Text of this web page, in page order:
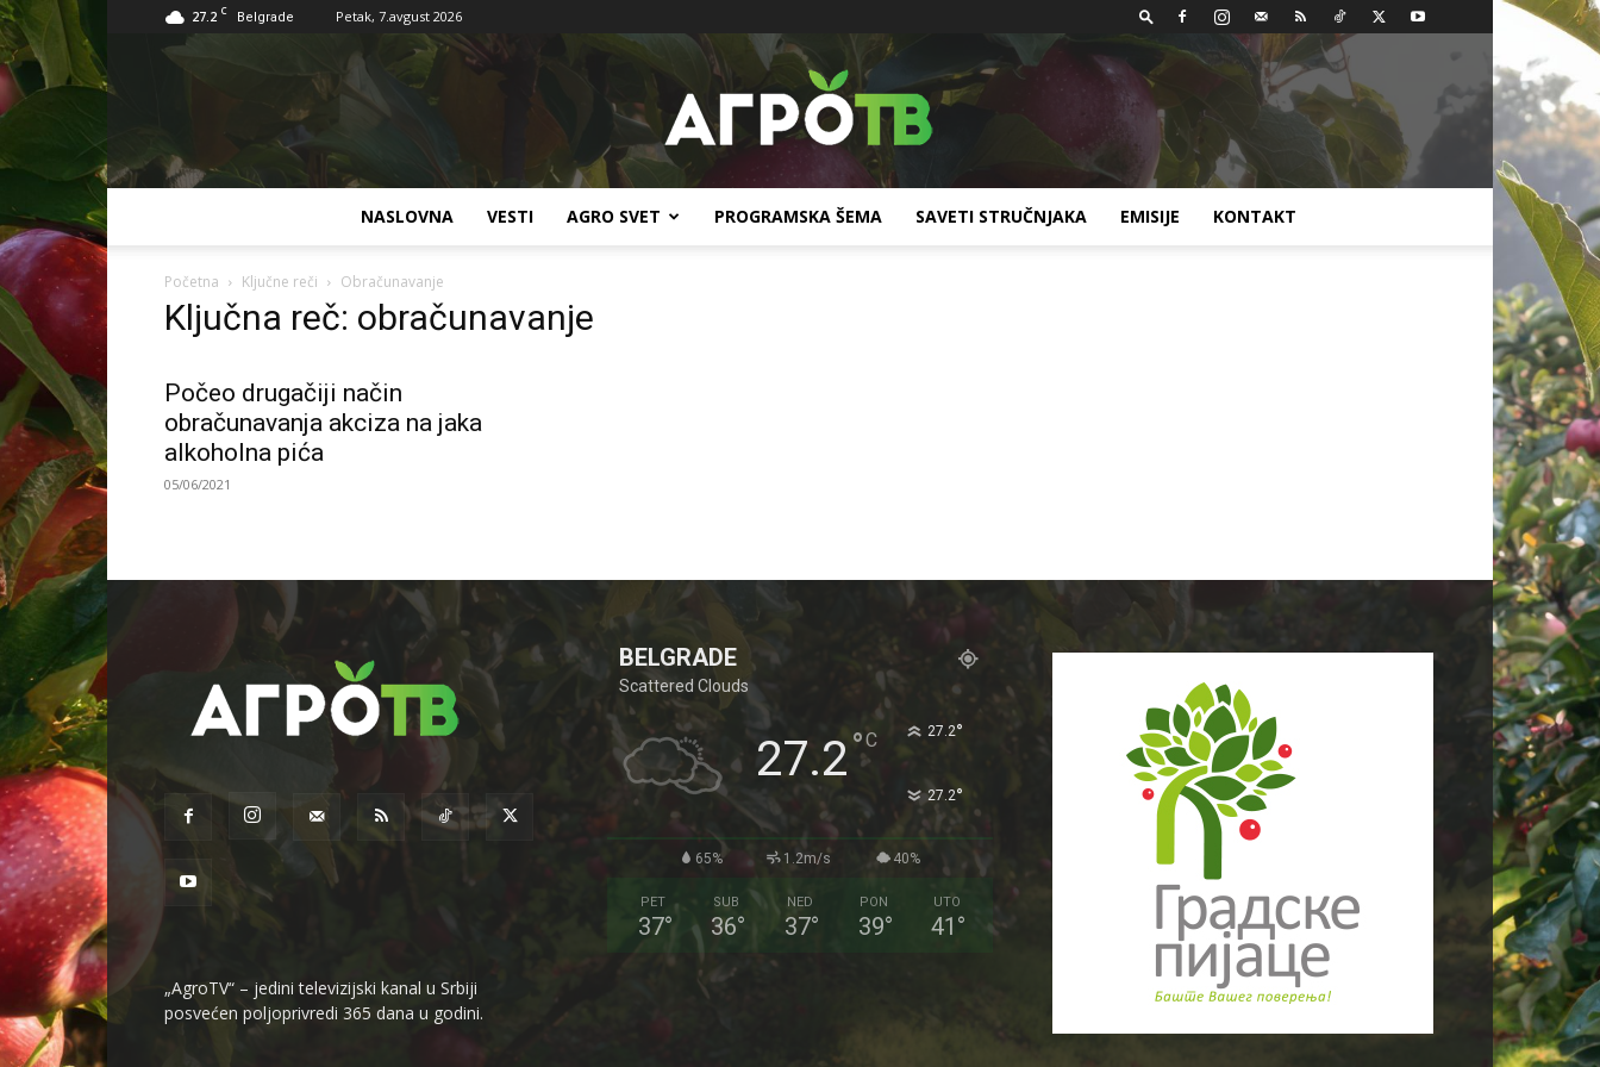
27.2 C Belgrade Petak, 7.avgust 2026
NASLOVNA VESTI AGRO SVET PROGRAMSKA ŠEMA SAVETI STRUČNJAKA EMISIJE KONTAKT
Početna Ključne reči Obračunavanje
Ključna reč: obračunavanje
Počeo drugačiji način
obračunavanja akciza na jaka
alkoholna pića
05/06/2021
„AgroTV“ – jedini televizijski kanal u Srbiji
posvećen poljoprivredi 365 dana u godini.
BELGRADE
Scattered Clouds
27.2°C 27.2°
27.2°
65% 1.2m/s 40%
PET
37°
SUB
36°
NED
37°
PON
39°
UTO
41 °